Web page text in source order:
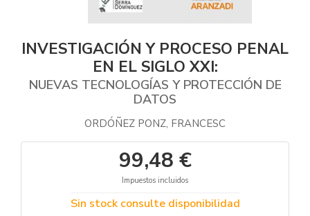
INVESTIGACIÓN Y PROCESO PENAL
EN EL SIGLO XXI:
NUEVAS TECNOLOGÍAS Y PROTECCIÓN DE
DATOS
ORDÓÑEZ PONZ, FRANCESC
99,48 €
Impuestos incluidos
Sin stock consulte disponibilidad